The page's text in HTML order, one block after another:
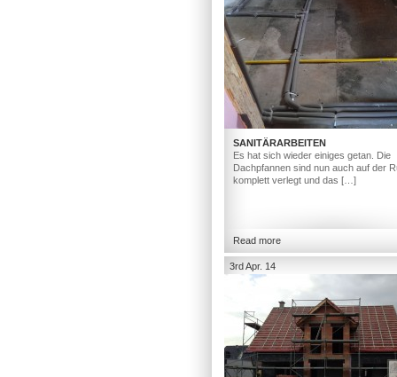
SANITÄRARBEITEN
Es hat sich wieder einiges getan. Die
Dachpfannen sind nun auch auf der
komplett verlegt und das […]
Read more
3rd Apr. 14